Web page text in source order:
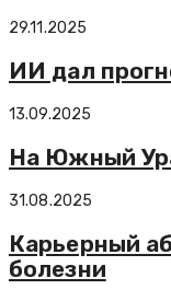
29.11.2025
ИИ дал
13.09.2025
На Южный
31.08.2025
Карьерный
болезни